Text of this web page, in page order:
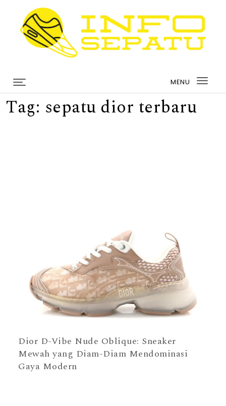
Skip to content
MENU
Tag: sepatu dior terbaru
Dior D-Vibe Nude Oblique: Sneaker
Mewah yang Diam-Diam Mendominasi
Gaya Modern